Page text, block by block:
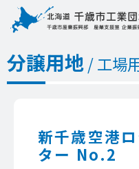
分譲用地 / 工場
新千歳空港
ター No.2